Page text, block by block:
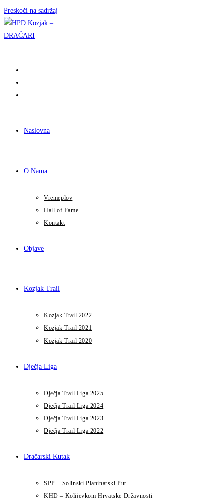
Preskoči na sadržaj
Naslovna
O Nama
Vremeplov
Hall of Fame
Kontakt
Objave
Kozjak Trail
Kozjak Trail 2022
Kozjak Trail 2021
Kozjak Trail 2020
Dječja Liga
Dječja Trail Liga 2025
Dječja Trail Liga 2024
Dječja Trail Liga 2023
Dječja Trail Liga 2022
Dračarski Kutak
SPP – Solinski Planinarski Put
KHD – Kolijevkom Hrvatske Državnosti